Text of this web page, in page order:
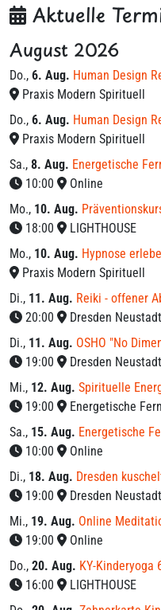
Aktuelle
August 2026
Do., 6. Aug. Human Design
Praxis Modern Spirituell
Do., 6. Aug. Human Design
Praxis Modern Spirituell
Sa., 8. Aug. Energetische
10:00
Online
Mo., 10. Aug.
18:00
LIGHTHOUSE
Mo., 10. Aug. Hypnose
Praxis Modern Spirituell
Di., 11. Aug. Reiki - offener
20:00
Dresden Neustadt
Di., 11. Aug. OSHO "No
19:00
Dresden Neustadt
Mi., 12. Aug. Spirituelle
19:00
Energetische
Sa., 15. Aug. Energetische
10:00
Online
Di., 18. Aug. Dresden
19:00
Dresden Neustadt
Mi., 19. Aug. Online
19:00
Online
Do., 20. Aug. KY-Kinderyoga
16:00
LIGHTHOUSE